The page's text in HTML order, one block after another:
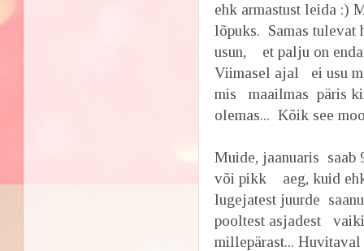
ehk armastust leida :)
lõpuks. Samas tulevat
usun, et palju on
Viimasel ajal ei usu
mis maailmas päris
olemas... Kõik see
Muide, jaanuaris
või pikk aeg, kuid
lugejatest juurde
pooltest asjadest
millepärast...